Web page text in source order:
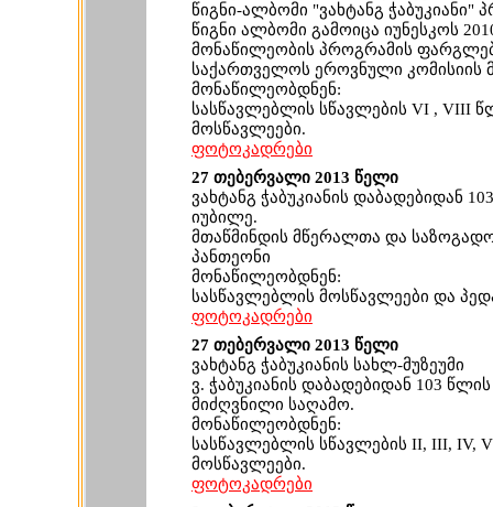
წიგნი-ალბომი "ვახტანგ ჭაბუკიანი"
წიგნი ალბომი გამოიცა იუნესკოს
მონაწილეობის პროგრამის
საქართველოს ეროვნული კომისიის
მონაწილეობდნენ:
სასწავლებლის სწავლების VI , VIII
მოსწავლეები.
ფოტოკადრები
27 თებერვალი 2013 წელი
ვახტანგ ჭაბუკიანის დაბადებიდან
იუბილე.
მთაწმინდის მწერალთა და
პანთეონი
მონაწილეობდნენ:
სასწავლებლის მოსწავლეები და
ფოტოკადრები
27 თებერვალი 2013 წელი
ვახტანგ ჭაბუკიანის სახლ-მუზეუმი
ვ. ჭაბუკიანის დაბადებიდან 103
მიძღვნილი საღამო.
მონაწილეობდნენ:
სასწავლებლის სწავლების II, III, IV,
მოსწავლეები.
ფოტოკადრები